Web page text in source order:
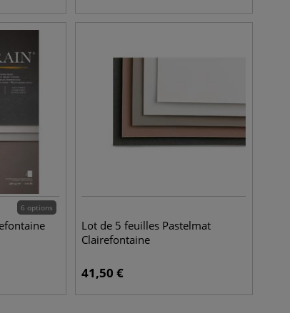
6 options
Lot de 5 feuilles Pastelmat
Clairefontaine
41,50 €